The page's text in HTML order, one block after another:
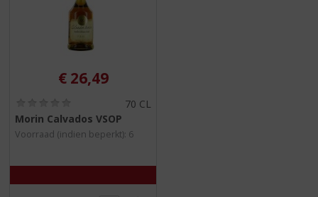
€ 26,49
,
0
)
70 CL
Morin Calvados VSOP
Voorraad (indien beperkt): 6